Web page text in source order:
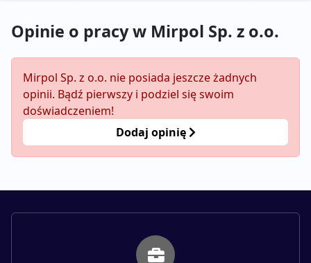
Opinie o pracy w Mirpol Sp. z o.o.
Mirpol Sp. z o.o. nie posiada jeszcze żadnych
opinii. Bądź pierwszy i podziel się swoim
doświadczeniem!
Dodaj opinię